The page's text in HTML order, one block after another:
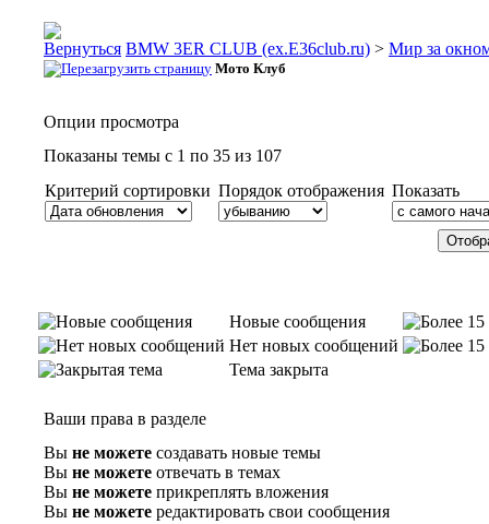
BMW 3ER CLUB (ex.E36club.ru) > Мир за
Мото Клуб
Опции просмотра
Показаны темы с 1 по 35 из 107
Критерий сортировки Порядок отображения Показать
Новые сообщения
Нет новых сообщений
Тема закрыта
Ваши права в разделе
Вы не можете создавать новые темы
Вы не можете отвечать в темах
Вы не можете прикреплять вложения
Вы не можете редактировать свои сообщения